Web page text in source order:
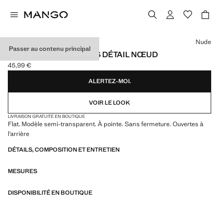
Passer au contenu principal
BALLERINES POINTUES DÉTAIL NŒUD
Prix actuel [45,99 € ]
45,99 €
Choisissez une couleur
Nude
ALERTEZ-MOI.
VOIR LE LOOK
LIVRAISON GRATUITE EN BOUTIQUE
Flat. Modèle semi-transparent. À pointe. Sans fermeture. Ouvertes à
l’arrière
DÉTAILS, COMPOSITION ET ENTRETIEN
MESURES
DISPONIBILITÉ EN BOUTIQUE